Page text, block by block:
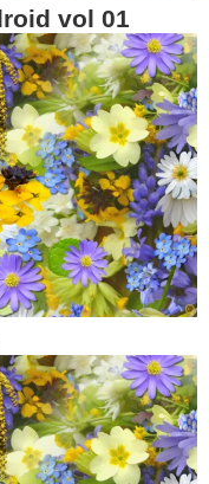
vol 01